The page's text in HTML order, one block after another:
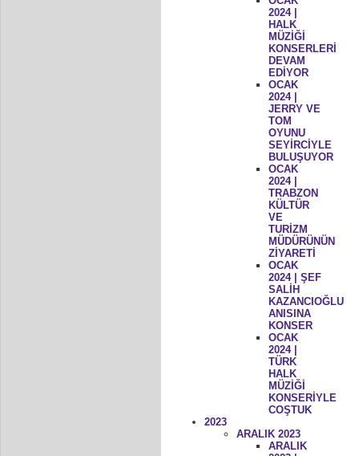
2024 |
HALK
MÜZİĞİ
KONSERLERİ
DEVAM
EDİYOR
OCAK
2024 |
JERRY VE
TOM
OYUNU
SEYİRCİYLE
BULUŞUYOR
OCAK
2024 |
TRABZON
KÜLTÜR
VE
TURİZM
MÜDÜRÜNÜN
ZİYARETİ
OCAK
2024 | ŞEF
SALİH
KAZANCIOĞLU
ANISINA
KONSER
OCAK
2024 |
TÜRK
HALK
MÜZİĞİ
KONSERİYLE
COŞTUK
2023
ARALIK 2023
ARALIK